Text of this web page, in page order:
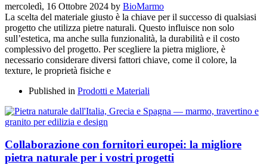
mercoledì, 16 Ottobre 2024 by BioMarmo
La scelta del materiale giusto è la chiave per il successo di qualsiasi
progetto che utilizza pietre naturali. Questo influisce non solo
sull’estetica, ma anche sulla funzionalità, la durabilità e il costo
complessivo del progetto. Per scegliere la pietra migliore, è
necessario considerare diversi fattori chiave, come il colore, la
texture, le proprietà fisiche e
Published in Prodotti e Materiali
Collaborazione con fornitori europei: la migliore
pietra naturale per i vostri progetti